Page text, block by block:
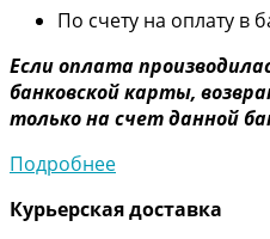
По счету на оплату в
Если оплата
банковской карты,
только на счет данной
Подробнее
Курьерская доставка